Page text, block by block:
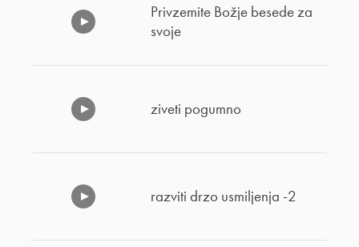
Privzemite Božje besede za
svoje
ziveti pogumno
razviti drzo usmiljenja -2